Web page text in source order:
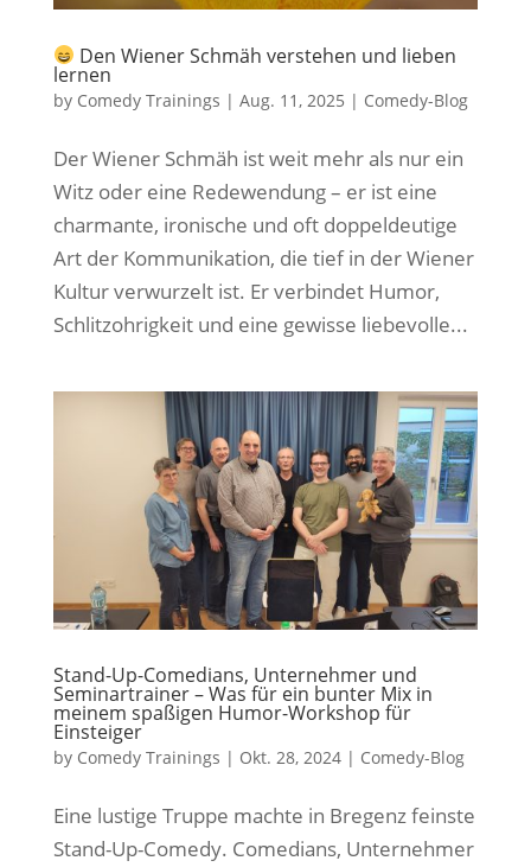
Den Wiener Schmäh verstehen und lieben
lernen
by Comedy Trainings | Aug. 11, 2025 | Comedy-Blog
Der Wiener Schmäh ist weit mehr als nur ein
Witz oder eine Redewendung – er ist eine
charmante, ironische und oft doppeldeutige
Art der Kommunikation, die tief in der Wiener
Kultur verwurzelt ist. Er verbindet Humor,
Schlitzohrigkeit und eine gewisse liebevolle...
Stand-Up-Comedians, Unternehmer und
Seminartrainer – Was für ein bunter Mix in
meinem spaßigen Humor-Workshop für
Einsteiger
by Comedy Trainings | Okt. 28, 2024| Comedy-Blog
Eine lustige Truppe machte in Bregenz feinste
Stand-Up-Comedy. Comedians, Unternehmer